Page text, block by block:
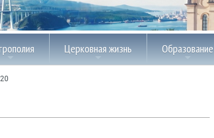
Церковная жизнь Образование